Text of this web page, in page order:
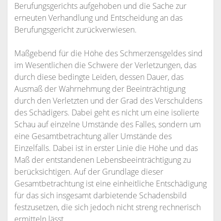
Berufungsgerichts aufgehoben und die Sache zur
erneuten Verhandlung und Entscheidung an das
Berufungsgericht zurückverwiesen.
Maßgebend für die Höhe des Schmerzensgeldes sind
im Wesentlichen die Schwere der Verletzungen, das
durch diese bedingte Leiden, dessen Dauer, das
Ausmaß der Wahrnehmung der Beeinträchtigung
durch den Verletzten und der Grad des Verschuldens
des Schädigers. Dabei geht es nicht um eine isolierte
Schau auf einzelne Umstände des Falles, sondern um
eine Gesamtbetrachtung aller Umstände des
Einzelfalls. Dabei ist in erster Linie die Höhe und das
Maß der entstandenen Lebensbeeinträchtigung zu
berücksichtigen. Auf der Grundlage dieser
Gesamtbetrachtung ist eine einheitliche Entschädigung
für das sich insgesamt darbietende Schadensbild
festzusetzen, die sich jedoch nicht streng rechnerisch